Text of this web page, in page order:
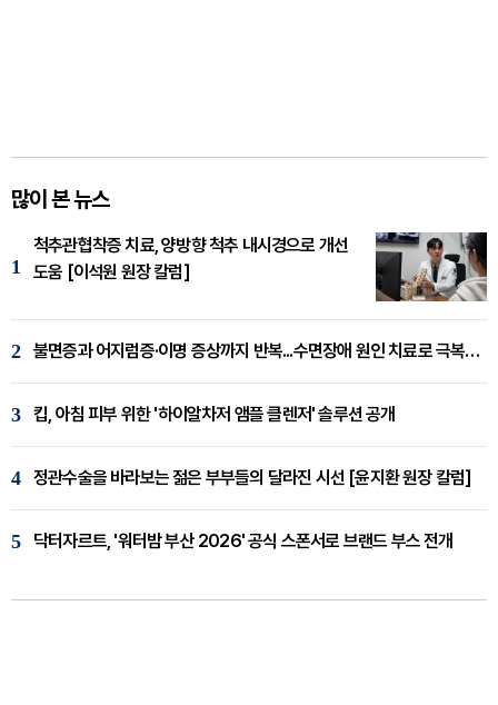
많이 본 뉴스
1
척추관협착증 치료, 양방향 척추 내시경으로 개선
도움 [이석원 원장 칼럼]
2 불면증과 어지럼증·이명 증상까지 반복...수면장애 원인 치료로 극복해야
3 킵, 아침 피부 위한 '하이알차저 앰플 클렌저' 솔루션 공개
4 정관수술을 바라보는 젊은 부부들의 달라진 시선 [윤지환 원장 칼럼]
5 닥터자르트, '워터밤 부산 2026' 공식 스폰서로 브랜드 부스 전개